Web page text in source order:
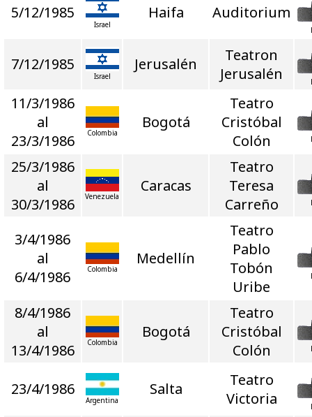
5/12/1985
Israel
Haifa Auditorium
7/12/1985
Israel
Jerusalén
Teatron
Jerusalén
11/3/1986
al
23/3/1986
Colombia
Bogotá
Teatro
Cristóbal
Colón
25/3/1986
al
30/3/1986
Venezuela
Caracas
Teatro
Teresa
Carreño
3/4/1986
al
6/4/1986
Colombia
Medellín
Teatro
Pablo
Tobón
Uribe
8/4/1986
al
13/4/1986
Colombia
Bogotá
Teatro
Cristóbal
Colón
23/4/1986
Argentina
Salta
Teatro
Victoria